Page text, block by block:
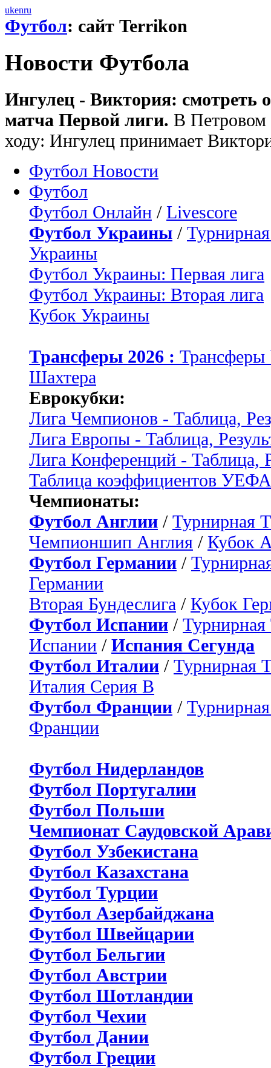
ukenru
Футбол: сайт Terrikon
Новости Футбола
Ингулец - Виктория: смотреть
матча Первой лиги. В Петровом
ходу: Ингулец принимает
Футбол Новости
Футбол
Футбол Онлайн / Livescore
Футбол Украины /
Украины
Футбол Украины: Первая лига
Футбол Украины: Вторая лига
Кубок Украины
Трансферы 2026 :
Шахтера
Еврокубки:
Лига Чемпионов - Таблица,
Лига Европы - Таблица,
Лига Конференций - Таблица,
Таблица коэффициентов УЕФА
Чемпионаты:
Футбол Англии / Турнирная
Чемпионшип Англия / Кубок
Футбол Германии /
Германии
Вторая Бундеслига / Кубок
Футбол Испании / Турнирная
Испании / Испания Сегунда
Футбол Италии / Турнирная
Италия Серия B
Футбол Франции /
Франции
Футбол Нидерландов
Футбол Португалии
Футбол Польши
Чемпионат Саудовской
Футбол Узбекистана
Футбол Казахстана
Футбол Турции
Футбол Азербайджана
Футбол Швейцарии
Футбол Бельгии
Футбол Австрии
Футбол Шотландии
Футбол Чехии
Футбол Дании
Футбол Греции